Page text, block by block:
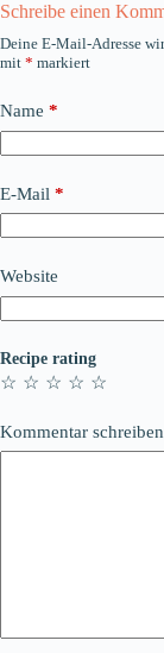
Schreibe einen
Deine E-Mail-Adresse
mit * markiert
Name *
E-Mail *
Website
Recipe rating
☆
☆
☆
☆
☆
Kommentar schreiben